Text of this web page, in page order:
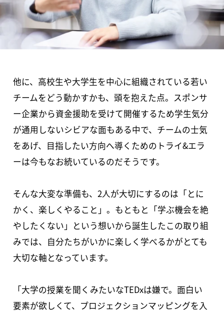
他に、高校生や大学生を中心に組織されている若い
チームをどう動かすかも、頭を抱えた点。スポンサ
ー企業から資金援助を受けて開催するため学生気分
が通用しないシビアな面もある中で、チームの士気
をあげ、目指したい方向へ導くためのトライ&エラ
ーは今もなお続いているのだそうです。
そんな大変な準備も、2人が大切にするのは「とに
かく、楽しくやること」。もともと「学ぶ機会を絶
やしたくない」という想いから誕生したこの取り組
みでは、自分たちがいかに楽しく学べるかがとても
大切な軸となっています。
「大学の授業を聞くみたいなTEDxは嫌で。面白い
要素が欲しくて、プロジェクションマッピングを入